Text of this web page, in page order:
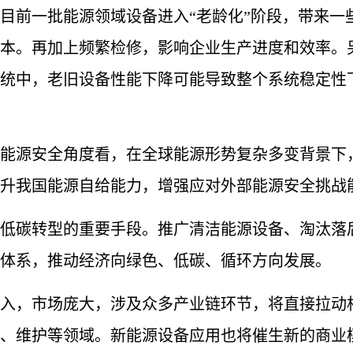
批能源领域设备进入“老龄化”阶段，带来一
。再加上频繁检修，影响企业生产进度和效率
中，老旧设备性能下降可能导致整个系统稳定
全角度看，在全球能源形势复杂多变背景下
我国能源自给能力，增强应对外部能源安全挑战
型的重要手段。推广清洁能源设备、淘汰落
系，推动经济向绿色、低碳、循环方向发展。
场庞大，涉及众多产业链环节，将直接拉动
维护等领域。新能源设备应用也将催生新的商